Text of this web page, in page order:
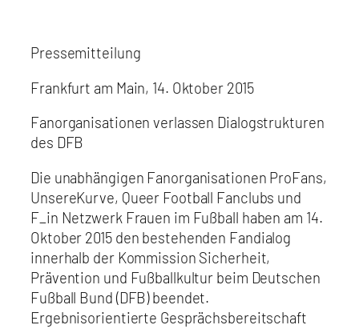
Pressemitteilung
Frankfurt am Main, 14. Oktober 2015
Fanorganisationen verlassen Dialogstrukturen
des DFB
Die unabhängigen Fanorganisationen ProFans,
UnsereKurve, Queer Football Fanclubs und
F_in Netzwerk Frauen im Fußball haben am 14.
Oktober 2015 den bestehenden Fandialog
innerhalb der Kommission Sicherheit,
Prävention und Fußballkultur beim Deutschen
Fußball Bund (DFB) beendet.
Ergebnisorientierte Gesprächsbereitschaft